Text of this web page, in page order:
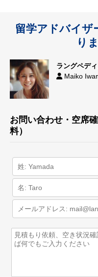
留学アドバイザ
り
ラングペデ
Maiko
お問い合わせ・空席
料）